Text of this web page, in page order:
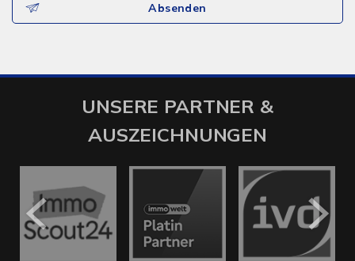
Absenden
UNSERE PARTNER &
AUSZEICHNUNGEN